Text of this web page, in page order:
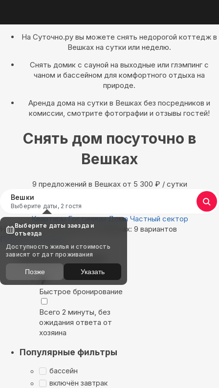
На Суточно.ру вы можете снять недорогой коттедж в
Вешках на сутки или неделю.
Снять домик с сауной на выходные или глэмпинг с
чаном и бассейном для комфортного отдыха на
природе.
Аренда дома на сутки в Вешках без посредников и
комиссии, смотрите фотографии и отзывы гостей!
Снять дом посуточно в
Вешках
9 предложений в Вешках oт 5 300 ₽ / сутки
Вешки
Выберите даты, 2 гостя
Квартиры Гостиницы Дома Частный сектор
Найдём, где остановиться в Вешках: 9 вариантов
Показать на карте
Выбирайте лучшее
Быстрое бронирование
Всего 2 минуты, без
ожидания ответа от
хозяина
Популярные фильтры
бассейн
включён завтрак
Выберите даты заезда и
отъезда
Доступность жилья и стоимость
зависят от дат проживания
Позже Указать